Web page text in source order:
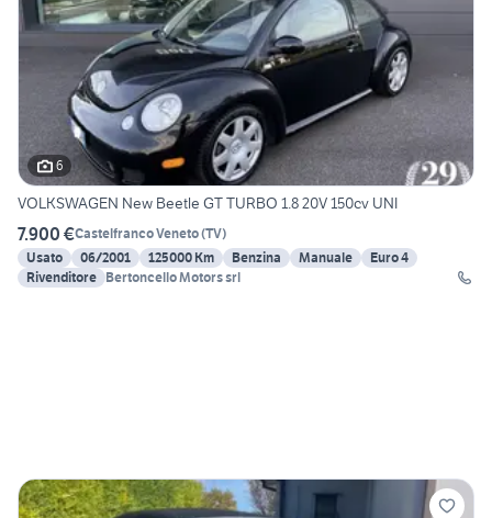
6
VOLKSWAGEN New Beetle GT TURBO 1.8 20V 150cv UNI
7.900 €Castelfranco Veneto(TV)
Usato
06/2001 125000 Km Benzina Manuale
Euro 4
Rivenditore Bertoncello Motors srl